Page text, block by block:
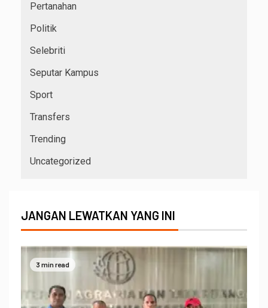
Pertanahan
Politik
Selebriti
Seputar Kampus
Sport
Transfers
Trending
Uncategorized
JANGAN LEWATKAN YANG INI
3 min read